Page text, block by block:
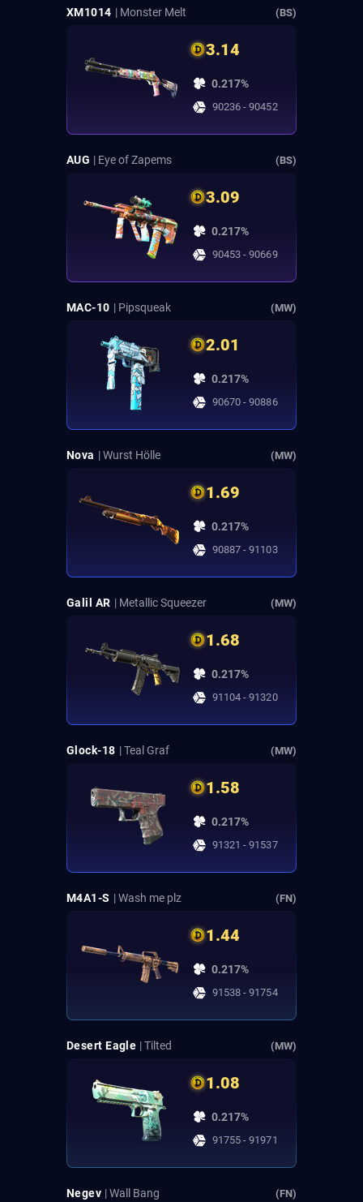
XM1014 | Monster Melt (BS)
3.14
0.217%
90236 - 90452
AUG | Eye of Zapems (BS)
3.09
0.217%
90453 - 90669
MAC-10 | Pipsqueak (MW)
2.01
0.217%
90670 - 90886
Nova | Wurst Hölle (MW)
1.69
0.217%
90887 - 91103
Galil AR | Metallic Squeezer (MW)
1.68
0.217%
91104 - 91320
Glock-18 | Teal Graf (MW)
1.58
0.217%
91321 - 91537
M4A1-S | Wash me plz (FN)
1.44
0.217%
91538 - 91754
Desert Eagle | Tilted (MW)
1.08
0.217%
91755 - 91971
Negev | Wall Bang (FN)